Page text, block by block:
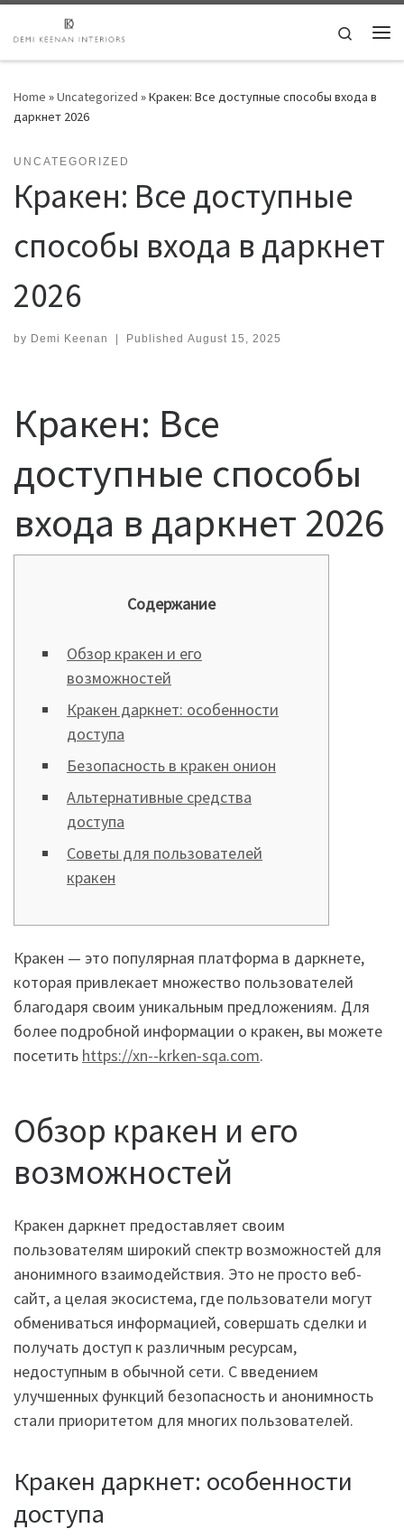
Skip to content
Search
Home »Uncategorized »Кракен: Все доступные способы входа в
даркнет 2026
UNCATEGORIZED
Кракен: Все доступные
способы входа в даркнет
2026
by Demi Keenan | Published August 15, 2025
Кракен: Все
доступные способы
входа в даркнет 2026
Содержание
Обзор кракен и его
возможностей
Кракен даркнет: особенности
доступа
Безопасность в кракен онион
Альтернативные средства
доступа
Советы для пользователей
кракен
Кракен — это популярная платформа в даркнете,
которая привлекает множество пользователей
благодаря своим уникальным предложениям. Для
более подробной информации о кракен, вы можете
посетить https://xn--krken-sqa.com.
Обзор кракен и его
возможностей
Кракен даркнет предоставляет своим
пользователям широкий спектр возможностей для
анонимного взаимодействия. Это не просто веб-
сайт, а целая экосистема, где пользователи могут
обмениваться информацией, совершать сделки и
получать доступ к различным ресурсам,
недоступным в обычной сети. С введением
улучшенных функций безопасность и анонимность
стали приоритетом для многих пользователей.
Кракен даркнет: особенности
доступа